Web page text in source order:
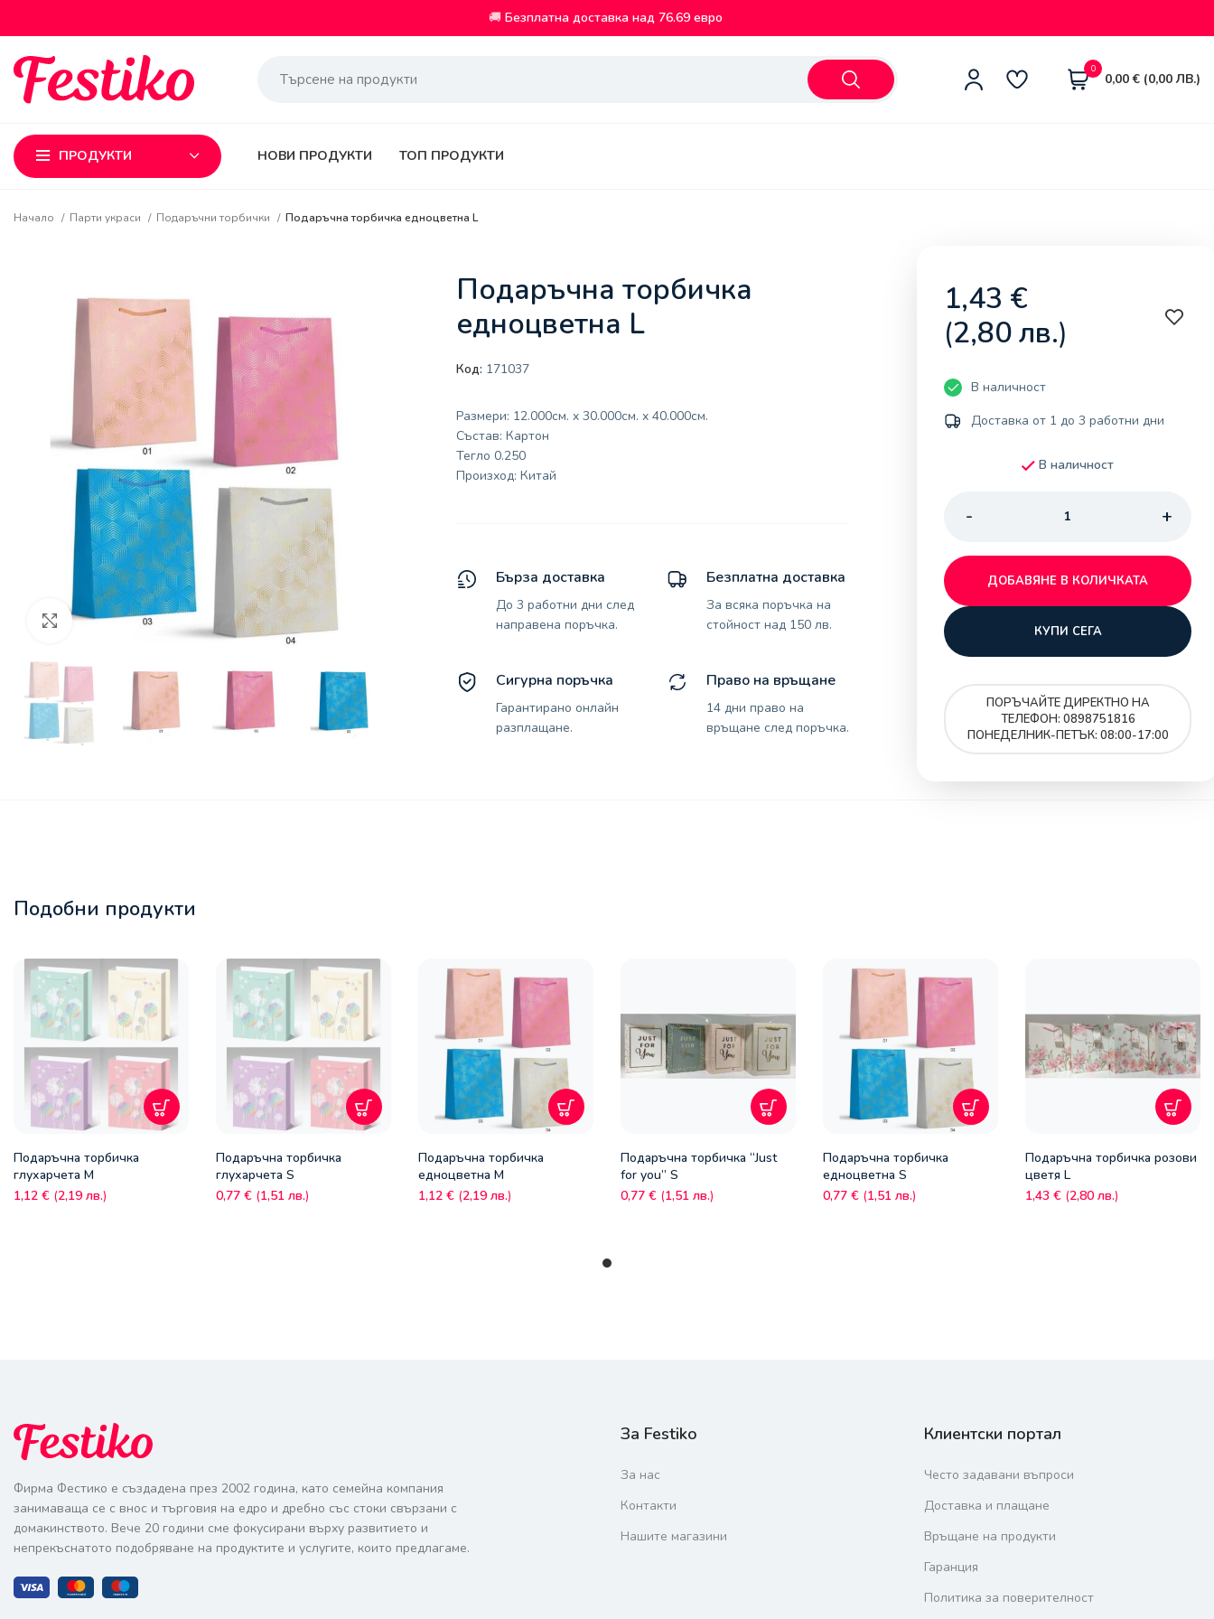
🚚 Безплатна доставка над 76.69 евро
0
0,00€ (0,00 ЛВ.)
ПРОДУКТИ НОВИ ПРОДУКТИ ТОП ПРОДУКТИ
Начало Парти украси Подаръчни торбички Подаръчна торбичка едноцветна L
Увеличи
Подаръчна торбичка
едноцветна L
Код: 171037
Размери: 12.000см. x 30.000см. x 40.000см.
Състав: Картон
Тегло 0.250
Произход: Китай
Бърза доставка
До 3 работни дни след
направена поръчка.
Безплатна доставка
За всяка поръчка на
стойност над 150 лв.
Сигурна поръчка
Гарантирано онлайн
разплащане.
Право на връщане
14 дни право на
връщане след поръчка.
1,43 €
(2,80лв.)
В наличност
Доставка от 1 до 3 работни дни
В наличност
ДОБАВЯНЕ В КОЛИЧКАТА
КУПИ СЕГА
ПОРЪЧАЙТЕ ДИРЕКТНО НА
ТЕЛЕФОН: 0898751816
ПОНЕДЕЛНИК-ПЕТЪК: 08:00-17:00
Подобни продукти
Подаръчна торбичка
глухарчета M
1,12 € (2,19 лв.)
Подаръчна торбичка
глухарчета S
0,77 € (1,51 лв.)
Подаръчна торбичка
едноцветна М
1,12 € (2,19 лв.)
Подаръчна торбичка “Just
for you” S
0,77 € (1,51 лв.)
Подаръчна торбичка
едноцветна S
0,77 € (1,51 лв.)
Подаръчна торбичка розови
цветя L
1,43 € (2,80 лв.)
Фирма Фестико е създадена през 2002 година, като семейна компания
занимаваща се с внос и търговия на едро и дребно със стоки свързани с
домакинството. Вече 20 години сме фокусирани върху развитието и
непрекъснатото подобряване на продуктите и услугите, които предлагаме.
За Festiko
За нас
Контакти
Нашите магазини
Клиентски портал
Често задавани въпроси
Доставка и плащане
Връщане на продукти
Гаранция
Политика за поверителност